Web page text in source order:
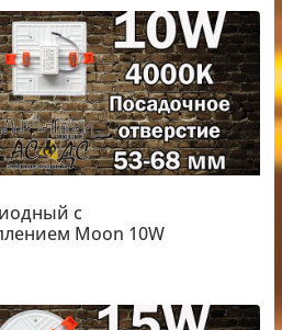
с
Moon 10W